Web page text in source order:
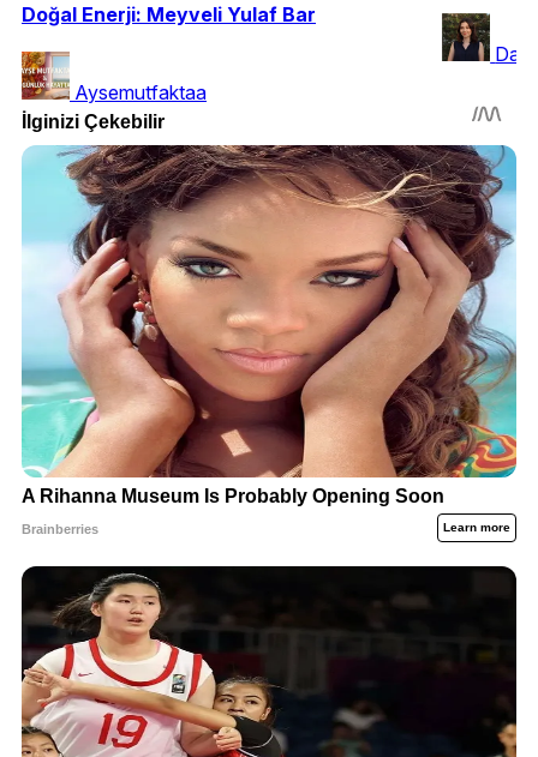
Doğal Enerji: Meyveli Yulaf Bar
Aysemutfaktaa